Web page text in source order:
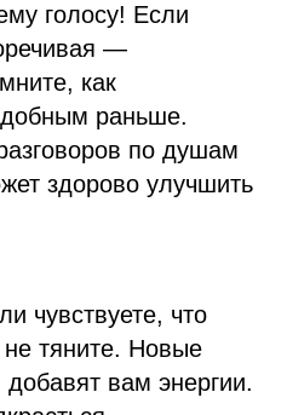
голосу! Если
—
как
раньше.
по душам
здорово улучшить
чувствуете, что
тяните. Новые
вам энергии.